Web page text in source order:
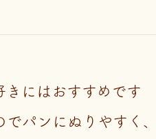
きにはおすすめです
でパンにぬりやすく